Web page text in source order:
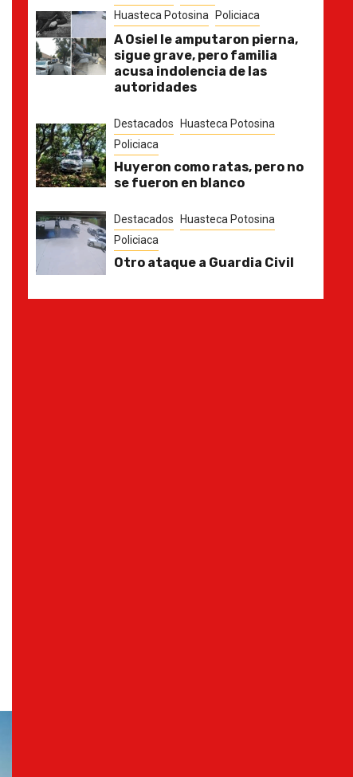
Huasteca Potosina
Policiaca
A Osiel le amputaron pierna,
sigue grave, pero familia
acusa indolencia de las
autoridades
Destacados
Huasteca Potosina
Policiaca
Huyeron como ratas, pero no
se fueron en blanco
Destacados
Huasteca Potosina
Policiaca
Otro ataque a Guardia Civil